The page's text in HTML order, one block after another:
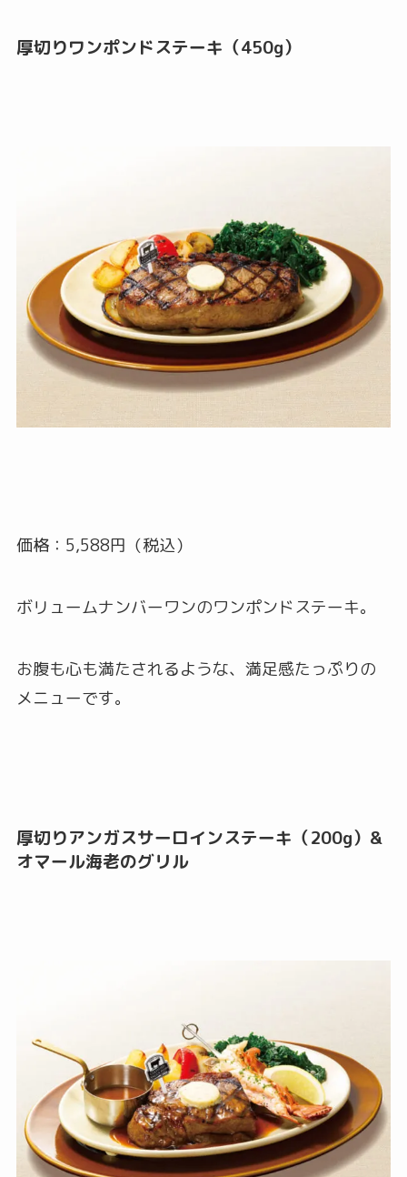
厚切りワンポンドステーキ（450g）
価格：5,588円（税込）
ボリュームナンバーワンのワンポンドステーキ。
お腹も心も満たされるような、満足感たっぷりの
メニューです。
厚切りアンガスサーロインステーキ（200g）&
オマール海老のグリル